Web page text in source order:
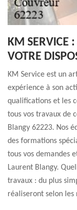
KM SERVICE
VOTRE
KM Service est un
expérience à son
qualifications et les
tous vos travaux de
Blangy 62223. Nos
des formations
tous vos demandes
Laurent Blangy.
travaux : du plus
réaliseront selon les